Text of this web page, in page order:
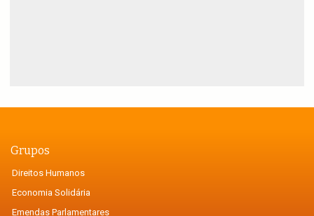
Grupos
Direitos Humanos
Economia Solidária
Emendas Parlamentares